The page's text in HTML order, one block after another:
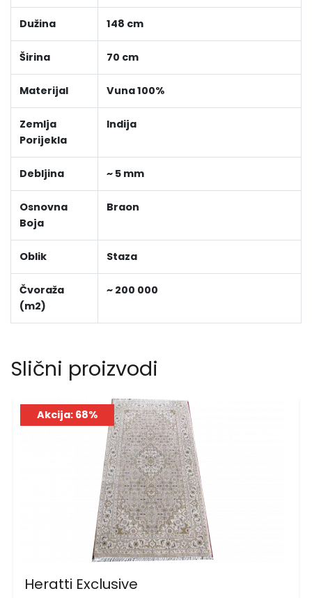
Dužina 148 cm
Širina 70 cm
Materijal Vuna 100%
Zemlja
Porijekla
Indija
Debljina ~ 5 mm
Osnovna
Boja
Braon
Oblik Staza
Čvoraža
(m2)
~ 200 000
Slični proizvodi
Akcija: 68%
Heratti Exclusive